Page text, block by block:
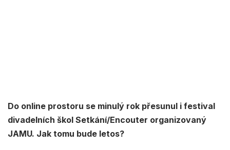
Do online prostoru se minulý rok přesunul i festival
divadelních škol Setkání/Encouter organizovaný
JAMU. Jak tomu bude letos?